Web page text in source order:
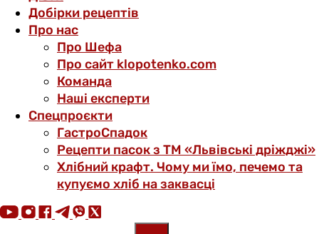
Добірки рецептів
Про нас
Про Шефа
Про сайт klopotenko.com
Команда
Наші експерти
Спецпроєкти
ГастроСпадок
Рецепти пасок з ТМ «Львівські дріжджі»
Хлібний крафт. Чому ми їмо, печемо та
купуємо хліб на заквасці